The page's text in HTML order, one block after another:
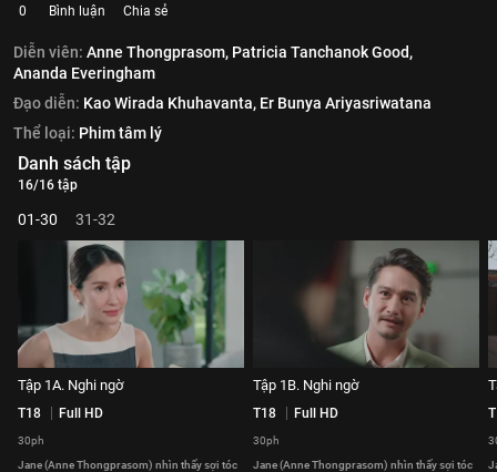
0 Bình luận Chia sẻ
Diễn viên: Anne Thongprasom, Patricia Tanchanok Good,
Ananda Everingham
Đạo diễn: Kao Wirada Khuhavanta, Er Bunya Ariyasriwatana
Thể loại: Phim tâm lý
Danh sách tập
16/16 tập
01-30 31-32
Tập 1A. Nghi ngờ
T18 Full HD
30ph
Jane (Anne Thongprasom) nhìn thấy sợi tóc
Tập 1B. Nghi ngờ
T18 Full HD
30ph
Jane (Anne Thongprasom) nhìn thấy sợi tóc